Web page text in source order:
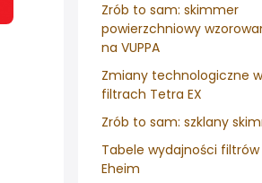
Zrób to sam: skimmer
powierzchniowy
na VUPPA
Zmiany technologiczne w
filtrach Tetra EX
Zrób to sam: szklany
Tabele wydajności filtrów
Eheim